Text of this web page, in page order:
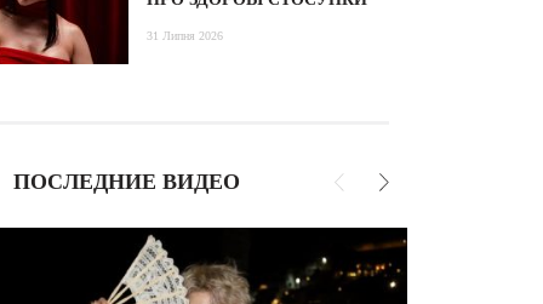
31 Липня 2026
ПОСЛЕДНИЕ ВИДЕО